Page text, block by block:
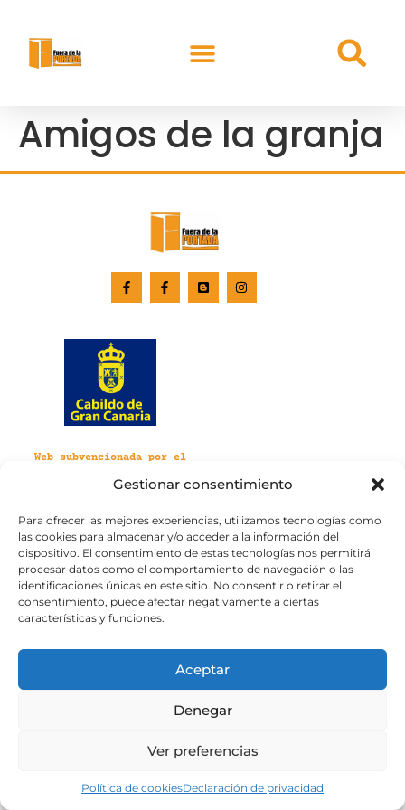
Gestionar consentimiento
Para ofrecer las mejores experiencias, utilizamos tecnologías como
las cookies para almacenar y/o acceder a la información del
dispositivo. El consentimiento de estas tecnologías nos permitirá
procesar datos como el comportamiento de navegación o las
identificaciones únicas en este sitio. No consentir o retirar el
consentimiento, puede afectar negativamente a ciertas
características y funciones.
Aceptar
Denegar
Ver preferencias
Política de cookiesDeclaración de privacidad
Amigos de la granja
Web subvencionada por el
Aviso legalPolítica de privacidad
Política de cookies
Portal de transparenciaAccesibilidad